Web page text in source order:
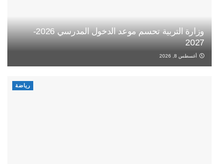
وزارة التربية تحسم موعد الدخول المدرسي 2026-
2027
أغسطس 8, 2026
رياضة